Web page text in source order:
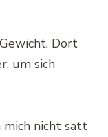
Dort
um sich
mich nicht satt